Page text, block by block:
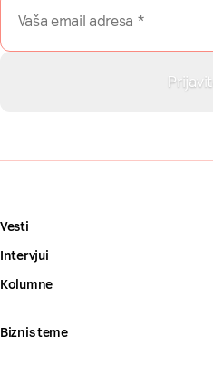
Vesti
Intervjui
Kolumne
Biznis teme